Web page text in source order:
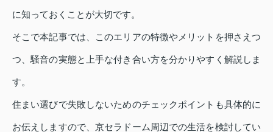
に知っておくことが大切です。
そこで本記事では、このエリアの特徴やメリットを押さえつ
つ、騒音の実態と上手な付き合い方を分かりやすく解説しま
す。
住まい選びで失敗しないためのチェックポイントも具体的に
お伝えしますので、京セラドーム周辺での生活を検討してい